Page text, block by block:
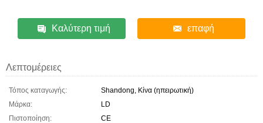
Καλύτερη τιμή επαφή
Λεπτομέρειες
Τόπος καταγωγής:
Shandong, Κίνα (ηπειρωτική)
Μάρκα:
LD
Πιστοποίηση:
CE